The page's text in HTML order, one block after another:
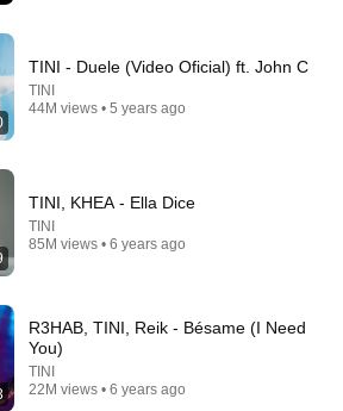
- Dai Dai (Official Video)
739M views
TINI - Duele (Video Oficial) ft. John C
TINI
44M views • 5 years ago
TINI, KHEA - Ella Dice
TINI
85M views • 6 years ago
R3HAB, TINI, Reik - Bésame (I Need
You)
TINI
22M views • 6 years ago